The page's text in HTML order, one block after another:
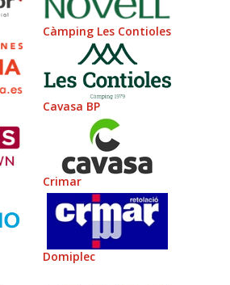
Càmping Les Contioles
Cavasa BP
Crimar
Domiplec